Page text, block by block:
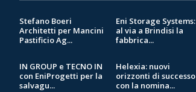
Stefano Boeri
Architetti per Mancini
Pastificio Ag...
Eni Storage Systems:
al via a Brindisi la
fabbrica...
IN GROUP e TECNO IN
con EniProgetti per la
salvagu...
Helexia: nuovi
orizzonti di successo
con la nomina...